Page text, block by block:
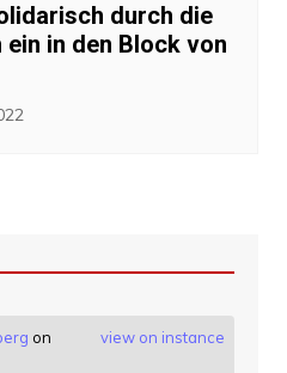
durch die
ein in den Block von
view on instance
on